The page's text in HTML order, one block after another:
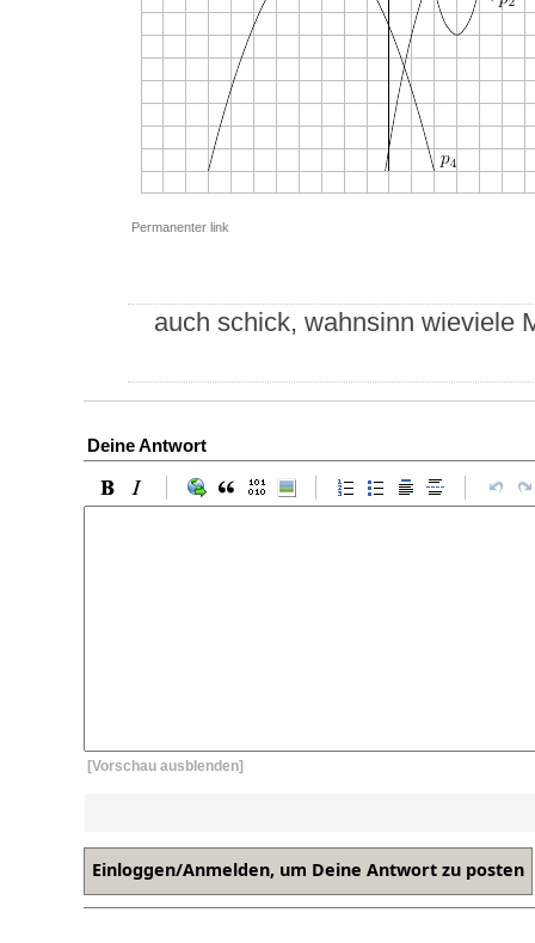
Permanenter link
auch schick, wahnsinn wieviele
Deine Antwort
[Vorschau ausblenden]